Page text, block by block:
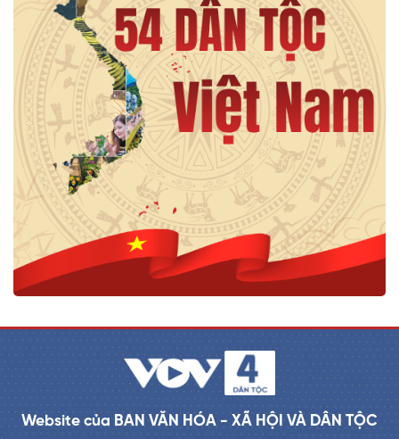
Website của BAN VĂN HÓA - XÃ HỘI VÀ DÂN TỘC